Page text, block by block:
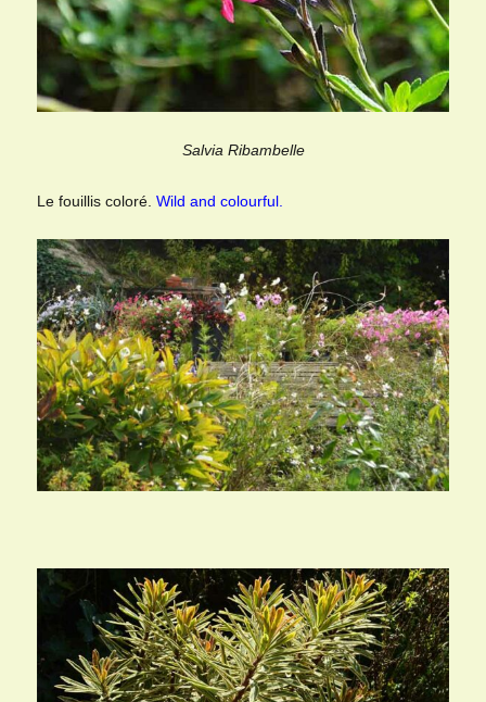
Salvia Ribambelle
Le fouillis coloré.Wild and colourful.